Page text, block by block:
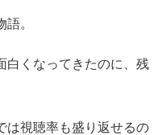
。
白くなってきたのに、残
は視聴率も盛り返せるの